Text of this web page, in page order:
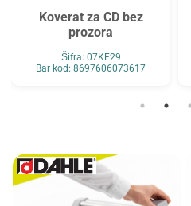
Koverat za CD bez
prozora
Šifra: 07KF29
Bar kod: 8697606073617